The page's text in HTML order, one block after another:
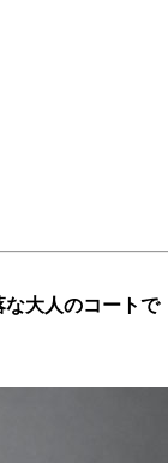
大人のコートで